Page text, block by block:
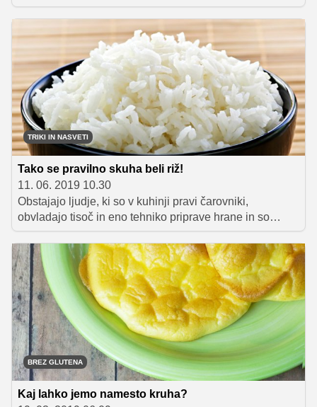
na svetu nima enakega okusa kot prav tam. Še posebej
to velja za njihovo avtohtono margerito, ki se ponaša z
bogato in tudi nekoliko mistično zgodovino. Obenem
velja tudi za eno redkih vrst pice, ki jo je mogoče naročiti
praktično po vsem svetu in ob tem jasno vedeti, kaj
boste dobili na krožniku.
TRIKI IN NASVETI
Tako se pravilno skuha beli riž!
11. 06. 2019 10.30
Obstajajo ljudje, ki so v kuhinji pravi čarovniki,
obvladajo tisoč in eno tehniko priprave hrane in so
povrhu vsega še izjemno kreativni. Potem pa smo tu še
vsi ostali, ki kuhamo bodisi iz ljubezni do kuhe, bodisi iz
potrebe, da nahranimo družino. Znanja in veščin ene in
druge skupine se seveda ne da primerjati, vsekakor pa
bi oboji morali poznati osnove kuhanja, ki veljajo za
temelj priprave okusnih obrokov. V nadaljevanju zato
predstavljamo nekaj nasvetov in trikov, ki vam bodo med
vsakodnevnim ustvarjanjem v kuhinji prišli še kako prav.
BREZ GLUTENA
Kaj lahko jemo namesto kruha?